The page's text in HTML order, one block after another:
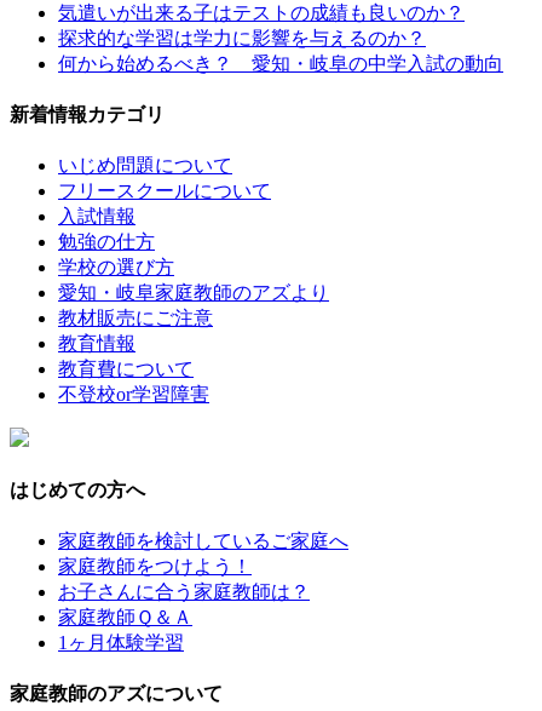
気遣いが出来る子はテストの成績も良いのか？
探求的な学習は学力に影響を与えるのか？
何から始めるべき？ 愛知・岐阜の中学入試の動向
新着情報カテゴリ
いじめ問題について
フリースクールについて
入試情報
勉強の仕方
学校の選び方
愛知・岐阜家庭教師のアズより
教材販売にご注意
教育情報
教育費について
不登校or学習障害
はじめての方へ
家庭教師を検討しているご家庭へ
家庭教師をつけよう！
お子さんに合う家庭教師は？
家庭教師Ｑ＆Ａ
1ヶ月体験学習
家庭教師のアズについて